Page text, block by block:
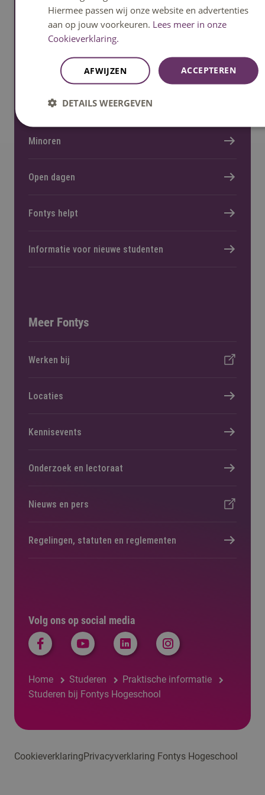
Volg ons op social media
Home Studeren
Praktische informatie
Studeren bij Fontys Hogeschool
Ga snel naar
Opleidingen
Minoren
Open dagen
Fontys helpt
Informatie voor nieuwe studenten
Meer Fontys
Werken bij
Locaties
Kennisevents
Onderzoek en lectoraat
Nieuws en pers
Regelingen, statuten en reglementen
CookieverklaringPrivacyverklaring Fontys Hogeschool
Hiermee passen wij onze website en advertenties
aan op jouw voorkeuren. Lees meer in onze
Cookieverklaring.
ACCEPTEREN
AFWIJZEN
DETAILS WEERGEVEN